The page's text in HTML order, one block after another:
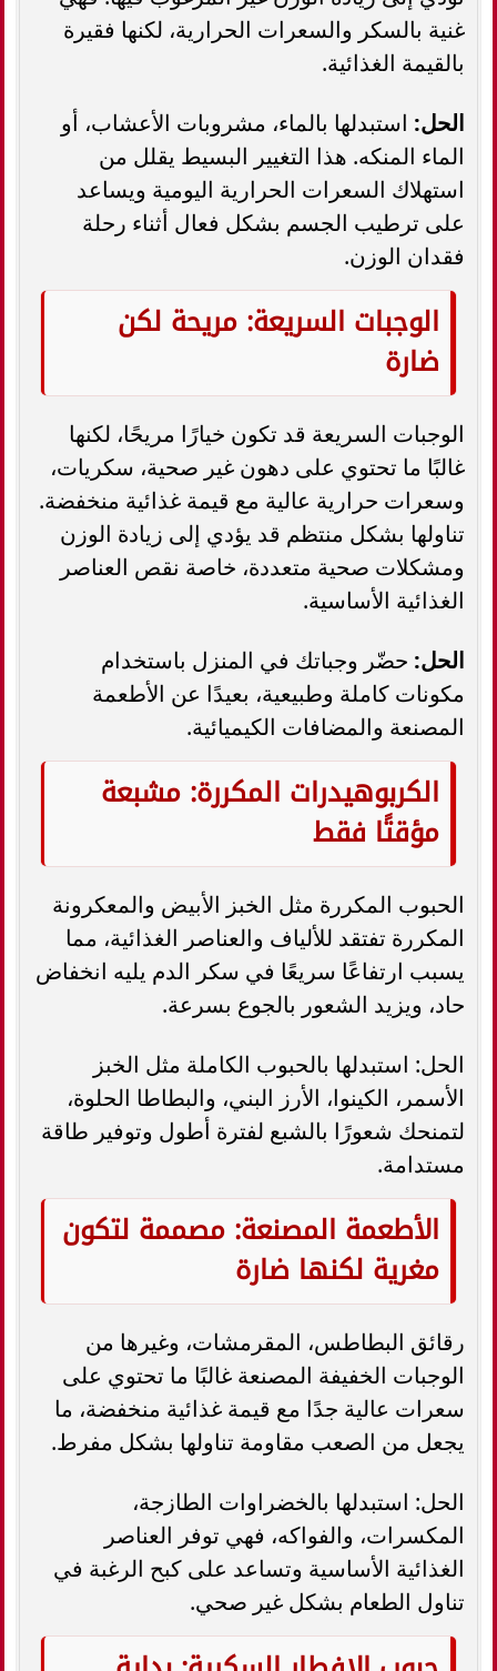
غنية بالسكر والسعرات الحرارية، لكنها فقيرة
بالقيمة الغذائية.
الحل: استبدلها بالماء، مشروبات الأعشاب، أو
الماء المنكه. هذا التغيير البسيط يقلل من
استهلاك السعرات الحرارية اليومية ويساعد
على ترطيب الجسم بشكل فعال أثناء رحلة
فقدان الوزن.
الوجبات السريعة: مريحة لكن
ضارة
الوجبات السريعة قد تكون خيارًا مريحًا، لكنها
غالبًا ما تحتوي على دهون غير صحية، سكريات،
وسعرات حرارية عالية مع قيمة غذائية منخفضة.
تناولها بشكل منتظم قد يؤدي إلى زيادة الوزن
ومشكلات صحية متعددة، خاصة نقص العناصر
الغذائية الأساسية.
الحل: حضّر وجباتك في المنزل باستخدام
مكونات كاملة وطبيعية، بعيدًا عن الأطعمة
المصنعة والمضافات الكيميائية.
الكربوهيدرات المكررة: مشبعة
مؤقتًا فقط
الحبوب المكررة مثل الخبز الأبيض والمعكرونة
المكررة تفتقد للألياف والعناصر الغذائية، مما
يسبب ارتفاعًا سريعًا في سكر الدم يليه انخفاض
حاد، ويزيد الشعور بالجوع بسرعة.
الحل: استبدلها بالحبوب الكاملة مثل الخبز
الأسمر، الكينوا، الأرز البني، والبطاطا الحلوة،
لتمنحك شعورًا بالشبع لفترة أطول وتوفير طاقة
مستدامة.
الأطعمة المصنعة: مصممة لتكون
مغرية لكنها ضارة
رقائق البطاطس، المقرمشات، وغيرها من
الوجبات الخفيفة المصنعة غالبًا ما تحتوي على
سعرات عالية جدًا مع قيمة غذائية منخفضة، ما
يجعل من الصعب مقاومة تناولها بشكل مفرط.
الحل: استبدلها بالخضراوات الطازجة،
المكسرات، والفواكه، فهي توفر العناصر
الغذائية الأساسية وتساعد على كبح الرغبة في
تناول الطعام بشكل غير صحي.